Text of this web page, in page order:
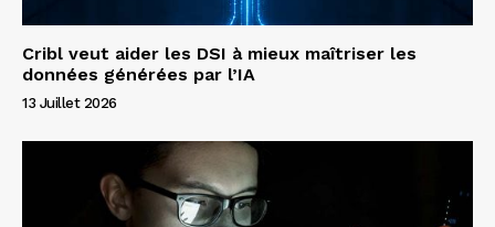
Cribl veut aider les DSI à mieux maîtriser les
données générées par l’IA
13 Juillet 2026